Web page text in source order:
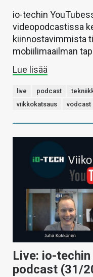
io-techin
videopodcastissa
kiinnostavimmista
mobiilimaailman
Lue lisää
live podcast
viikkokatsaus
vodcast
Live: io-
podcast (31/